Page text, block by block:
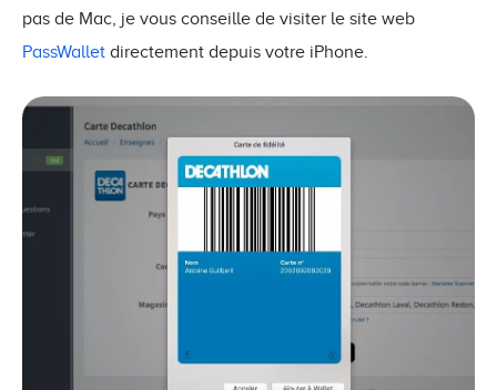
pas de Mac, je vous conseille de visiter le site web
PassWallet directement depuis votre iPhone.